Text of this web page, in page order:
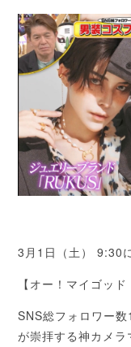
3月1日（土） 9:30
【オー！マイゴッ
SNS総フォロワー
が崇拝する神カメ